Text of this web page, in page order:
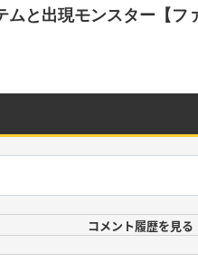
ムと出現モンスター【フ
コメント履歴を見る